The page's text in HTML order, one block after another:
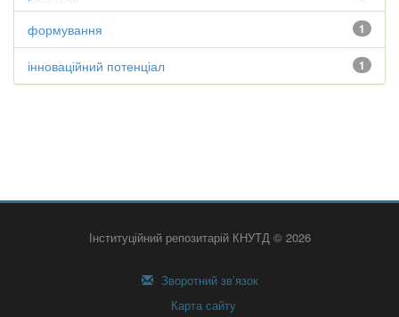
1
формування
1
інноваційний потенціал
Інституційний репозитарій КНУТД © 2026
Зворотний зв’язок
Карта сайту